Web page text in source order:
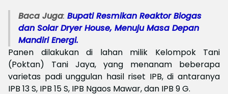
Baca Juga: Bupati Resmikan Reaktor Biogas
dan Solar Dryer House, Menuju Masa Depan
Mandiri Energi.
Panen dilakukan di lahan milik Kelompok Tani
(Poktan) Tani Jaya, yang menanam beberapa
varietas padi unggulan hasil riset IPB, di antaranya
IPB 13 S, IPB 15 S, IPB Ngaos Mawar, dan IPB 9 G.